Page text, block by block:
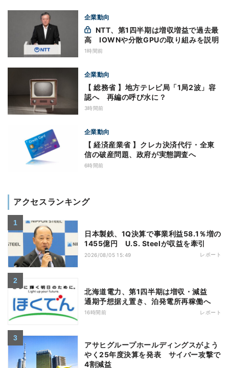
企業動向
高 IOWNや分散GPUの取り組みを説明
1時間前
企業動向
【 総務省 】地方テレビ局「1局2波」容
認へ 再編の呼び水に？
3時間前
企業動向
【 経済産業省 】クレカ決済代行・全東
信の破産問題、政府が実態調査へ
6時間前
アクセスランキング
日本製鉄、1Q決算で事業利益58.1％増の
1455億円 U.S. Steelが収益を牽引
2026/08/05 15:49 レポート
北海道電力、第1四半期は増収・減益
通期予想据え置き、泊発電所再稼働へ
16時間前 レポート
アサヒグループホールディングスがよう
やく25年度決算を発表 サイバー攻撃で
4割減益